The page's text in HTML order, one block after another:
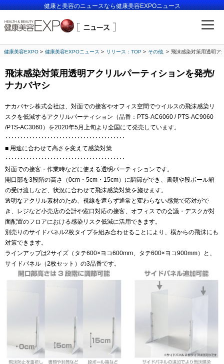
健康と美容のニュースなら健康美容EXPOニュース
健康美容EXPO 健康美容EXPOニュース リリース：TOP その他. 飛沫感染対策用透明ア
飛沫感染対策用透明アクリルパーティションを発売/
ナカバヤシ
ナカバヤシ株式会社は、対面での接客やオフィス空間でウイルスの飛沫感染リ
スクを低減するアクリルパーティション（品番：PTS-AC6060 / PTS-AC9060
/PTS-AC3060）を2020年5月上旬より全国にて発売しています。
‥‥‥‥‥‥‥‥‥‥‥‥‥‥‥‥‥‥‥‥
■ 用途に合わせて高さを変えて感染対策
‥‥‥‥‥‥‥‥‥‥‥‥‥‥‥‥‥‥‥‥
対面での接客・作業時などに使える透明パーティションです。
開口部を3段階の高さ（0cm・5cm・15cm）に調節ができ、書類や段ボール箱
の受け渡しなど、状況に合わせて飛沫感染対策を施せます。
透明なアクリル素材のため、視線を遮らず通常と変わらない感覚で応対がで
き、レジなど小売店の会計や窓口対応の接客、オフィスでの会議・デスクが対
面配置のフロアにおける感染リスク低減に活用できます。
別売りのサイドパネル2枚タイプを組み合わせることにより、横からの飛沫にも
対策できます。
ラインアップは2サイズ（タテ600×ヨコ600mm、タテ600×ヨコ900mm）と、
サイドパネル（2枚セット）の3品番です。